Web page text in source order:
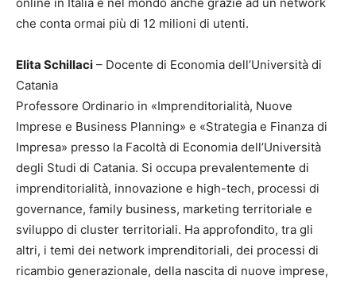
che conta ormai più di 12 milioni di utenti.
Elita Schillaci – Docente di Economia dell’Università di
Catania
Professore Ordinario in «Imprenditorialità, Nuove
Imprese e Business Planning» e «Strategia e Finanza di
Impresa» presso la Facoltà di Economia dell’Università
degli Studi di Catania. Si occupa prevalentemente di
imprenditorialità, innovazione e high-tech, processi di
governance, family business, marketing territoriale e
sviluppo di cluster territoriali. Ha approfondito, tra gli
altri, i temi dei network imprenditoriali, dei processi di
ricambio generazionale, della nascita di nuove imprese,